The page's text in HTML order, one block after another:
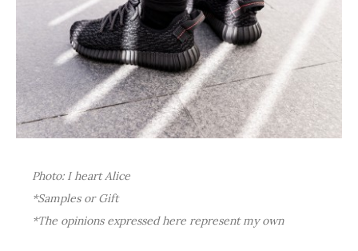
Photo: I heart Alice
*Samples or Gift
*The opinions expressed here represent my own